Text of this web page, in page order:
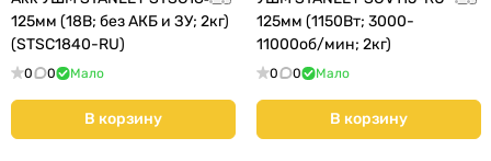
125мм (18В; без АКБ и ЗУ; 2кг)
(STSC1840-RU)
0 0 Мало
В корзину
125мм (1150Вт; 3000-
11000об/мин; 2кг)
0 0 Мало
В корзину